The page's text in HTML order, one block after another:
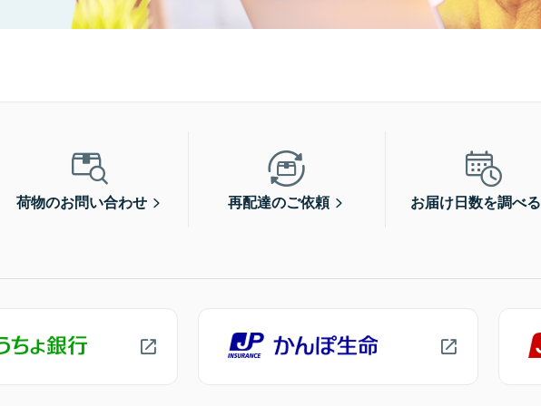
荷物のお問い合わせ 再配達のご依頼 お届け日数を調べる